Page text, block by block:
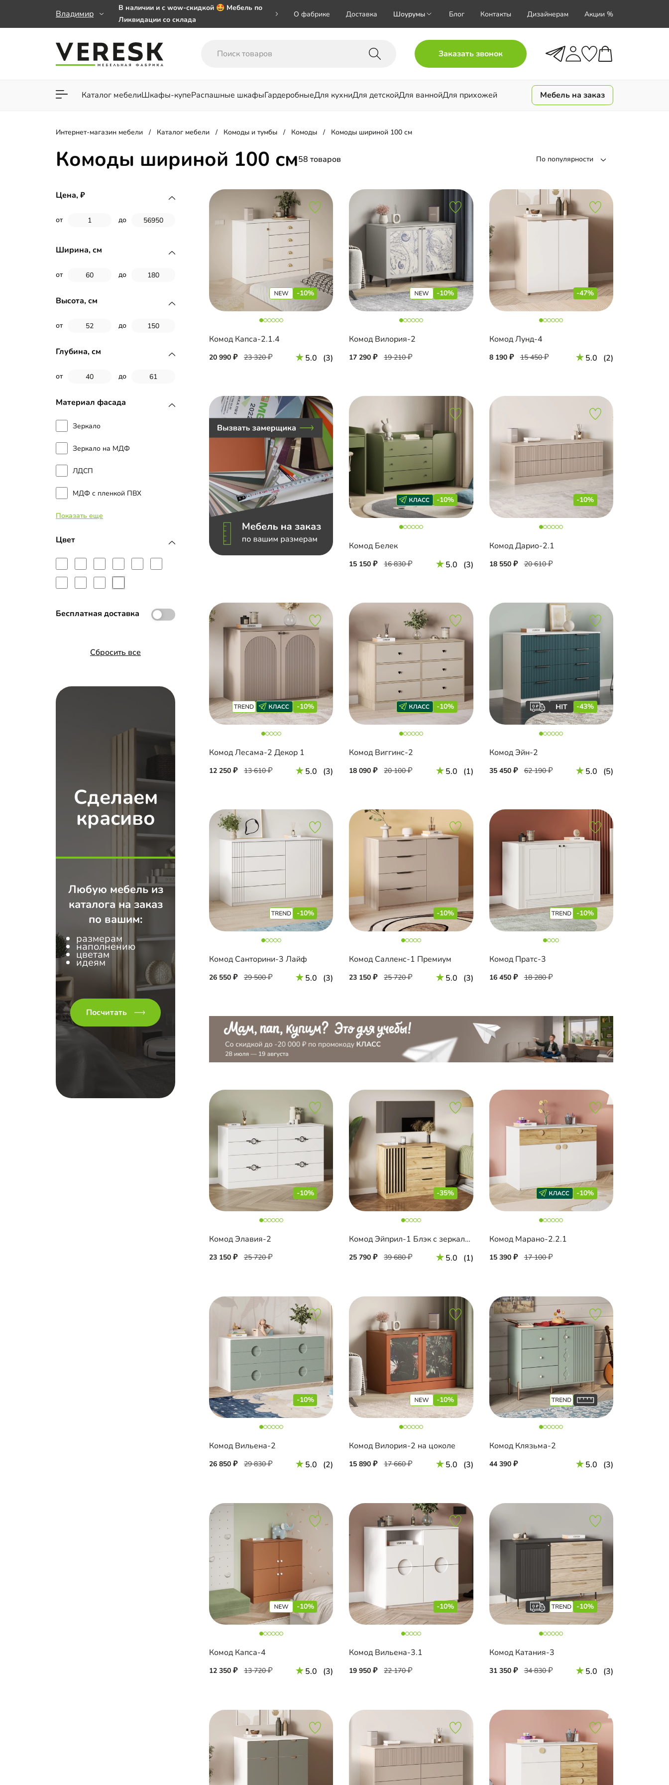
Владимир
В наличии и с wow-скидкой 🤩 Мебель по
Ликвидации со склада
заказе от 50 000 ₽
Важно! Наш Whatsapp переехал на номер
О фабрике Доставка Шоурумы Блог Контакты Дизайнерам Акции %
Заказать звонок
Каталог мебелиШкафы-купеРаспашные шкафыГардеробныеДля кухниДля детскойДля ваннойДля прихожей
Для гостиной Для спальни
Мебель на заказ
Интернет-магазин мебели Каталог мебели Комоды и тумбы Комоды Комоды шириной 100 см
Комоды шириной 100 см58 товаров По популярности
Цена,
от до
Ширина, см
от до
Высота, см
от до
Глубина, см
от до
Материал фасада
Зеркало
Зеркало на МДФ
ЛДСП
МДФ с пленкой ПВХ
МДФ с эмалью
Планки МДФ
Показать еще
Цвет
Бесплатная доставка
Сбросить все
Сделаем
красиво
Любую мебель из
каталога на заказ
по вашим:
размерам
наполнению
цветам
идеям
Посчитать
-10%
Комод Капса-2.1.4
20 990 23 320 5.0 (3)
-10%
Комод Вилория-2
17 290 19 210
-47%
Комод Лунд-4
8 190 15 450 5.0 (2)
-10%
Комод Белек
15 150 16 830 5.0 (3)
-10%
Комод Дарио-2.1
18 550 20 610
-10%
Комод Лесама-2 Декор 1
12 250 13 610 5.0 (3)
-10%
Комод Виггинс-2
18 090 20 100 5.0 (1)
-43%
Комод Эйн-2
35 450 62 190 5.0 (5)
-10%
Комод Санторини-3 Лайф
26 550 29 500 5.0 (3)
-10%
Комод Салленс-1 Премиум
23 150 25 720 5.0 (3)
-10%
Комод Пратс-3
16 450 18 280
-10%
Комод Элавия-2
23 150 25 720
-35%
Комод Эйприл-1 Блэк с зеркалом
25 790 39 680 5.0 (1)
-10%
Комод Марано-2.2.1
15 390 17 100
-10%
Комод Вильена-2
26 850 29 830 5.0 (2)
-10%
Комод Вилория-2 на цоколе
15 890 17 660 5.0 (3)
Комод Клязьма-2
44 390 5.0 (3)
-10%
Комод Капса-4
12 350 13 720 5.0 (3)
-10%
Комод Вильена-3.1
19 950 22 170
-10%
Комод Катания-3
31 350 34 830 5.0 (3)